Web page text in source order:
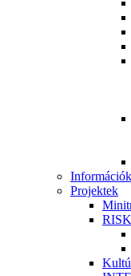
Projektek